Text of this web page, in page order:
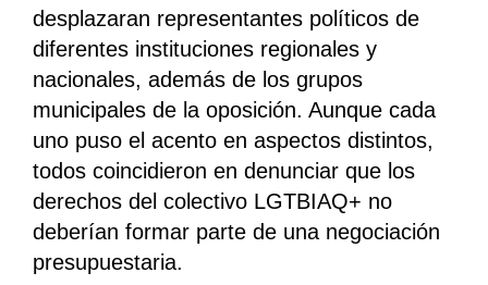
desplazaran representantes políticos de
diferentes instituciones regionales y
nacionales, además de los grupos
municipales de la oposición. Aunque cada
uno puso el acento en aspectos distintos,
todos coincidieron en denunciar que los
derechos del colectivo LGTBIAQ+ no
deberían formar parte de una negociación
presupuestaria.